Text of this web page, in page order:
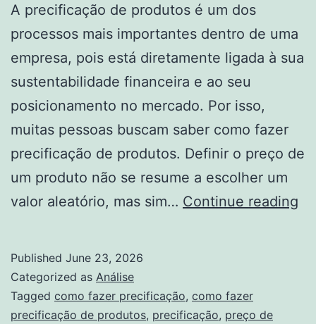
A precificação de produtos é um dos
processos mais importantes dentro de uma
empresa, pois está diretamente ligada à sua
sustentabilidade financeira e ao seu
posicionamento no mercado. Por isso,
muitas pessoas buscam saber como fazer
precificação de produtos. Definir o preço de
um produto não se resume a escolher um
valor aleatório, mas sim… Continue reading
Published June 23, 2026
Categorized as Análise
Tagged como fazer precificação, como fazer
precificação de produtos, precificação, preço de